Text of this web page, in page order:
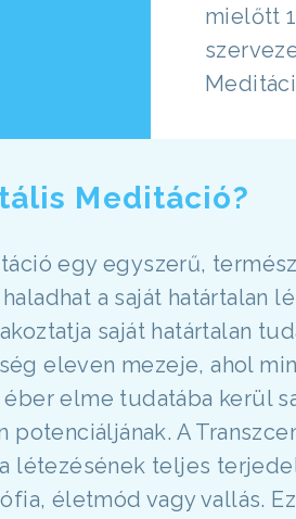
mielőtt
Meditáció?
egy egyszerű,
a saját határtalan
saját határtalan
eleven mezeje, ahol
elme tudatába kerül
potenciáljának. A
létezésének teljes
életmód vagy vallás.